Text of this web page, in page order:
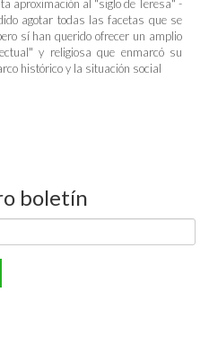
aproximación al "siglo de Teresa" -
agotar todas las facetas que se
sí han querido ofrecer un amplio
y religiosa que enmarcó su
histórico y la situación social
boletín